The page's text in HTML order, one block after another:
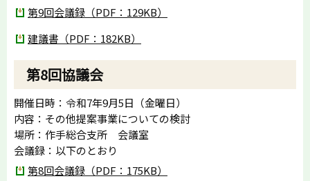
第9回会議録（PDF：129KB）
建議書（PDF：182KB）
第8回協議会
開催日時：令和7年9月5日（金曜日）
内容：その他提案事業についての検討
場所：作手総合支所 会議室
会議録：以下のとおり
第8回会議録（PDF：175KB）